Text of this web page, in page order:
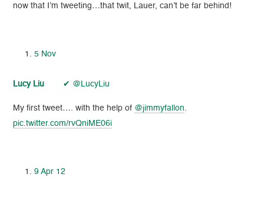
now that I’m tweeting…that twit, Lauer, can’t be far behind!
5 Nov
Lucy Liu ✔ @LucyLiu
My first tweet…. with the help of @jimmyfallon.
pic.twitter.com/rvQniME06i
9 Apr 12